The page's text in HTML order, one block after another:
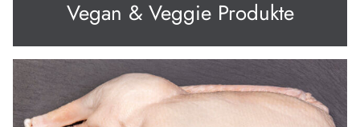
Vegan & Veggie Produkte